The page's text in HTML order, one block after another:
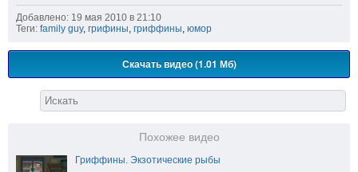
Добавлено: 19 мая 2010 в 21:10
Теги: family guy, грифины, гриффины, юмор
Скачать видео (1.01 Мб)
Похожее видео
Гриффины. Экзотические рыбы